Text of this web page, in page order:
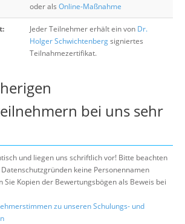
oder als Online-Maßnahme
Jeder Teilnehmer erhält ein von Dr.
Holger Schwichtenbergsigniertes
Teilnahmezertifikat.
bei uns sehr
und liegen uns schriftlich vor! Bitte beachten
keine Personennamen
Sie Kopien der Bewertungsbögen als Beweis bei
zu unseren Schulungs- und